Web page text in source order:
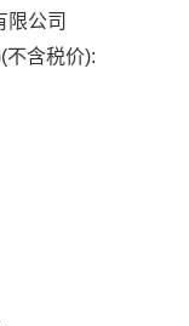
限公司
不含税价):